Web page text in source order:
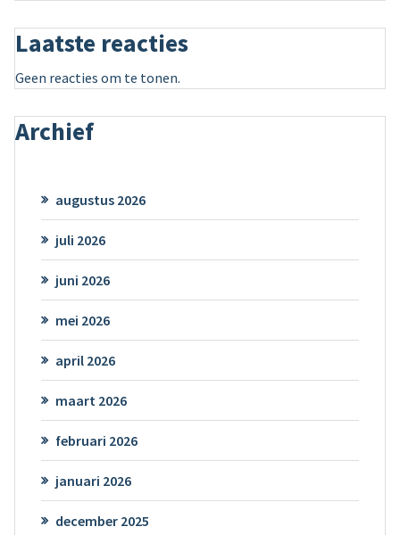
Laatste reacties
Geen reacties om te tonen.
Archief
augustus 2026
juli 2026
juni 2026
mei 2026
april 2026
maart 2026
februari 2026
januari 2026
december 2025